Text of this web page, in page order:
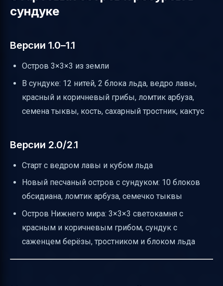
сундуке
Версии 1.0–1.1
Остров 3×3×3 из земли
В сундуке: 12 нитей, 2 блока льда, ведро лавы,
красный и коричневый грибы, ломтик арбуза,
семена тыквы, кость, сахарный тростник, кактус
Версии 2.0/2.1
Старт с ведром лавы и кубом льда
Новый песчаный остров с сундуком: 10 блоков
обсидиана, ломтик арбуза, семечко тыквы
Остров Нижнего мира: 3×3×3 светокамня с
красным и коричневым грибом, сундук с
саженцем берёзы, тростником и блоком льда